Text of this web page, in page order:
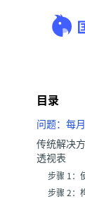
目录
问题：每
传统解决
透视表
步骤 1：
步骤 2：